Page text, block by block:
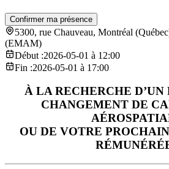
Confirmer ma présence
5300, rue Chauveau, Montréal
(EMAM)
Début :2026-05-01 à 12:00
Fin :2026-05-01 à 17:00
À LA RECHERCHE D’UN
CHANGEMENT DE
OU DE VOTRE